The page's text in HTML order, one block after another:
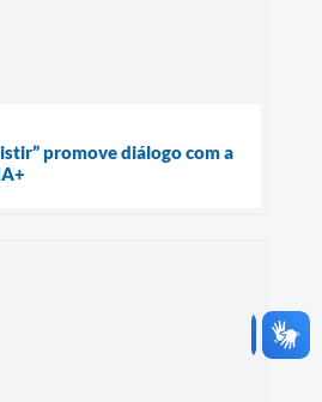
promove diálogo com a